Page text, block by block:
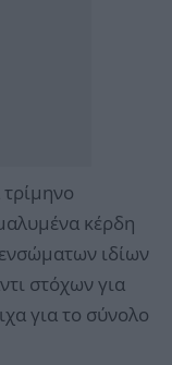
κέρδη
ιδίων
στόχων για
για το σύνολο